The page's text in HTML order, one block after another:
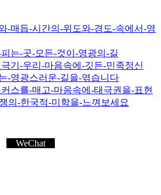
-매듭-시간의-위도와-경도-속에서-영
는-곳-모든-것이-영광의-길
기-우리-마음속에-깃든-민족정신
-영광스러운-길을-엮습니다
스를-매고-마음속에-태극권을-표현
의-한국적-미학을-느껴보세요
WeChat